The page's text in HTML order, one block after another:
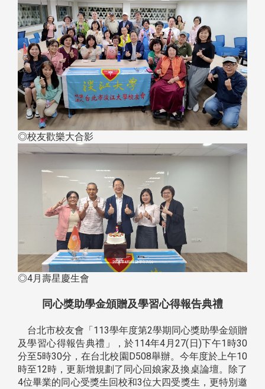
◎校友歡樂大合影
◎4月壽星慶生會
同心獎助學金頒贈及學習心得報告典禮
台北市校友會「113學年度第2學期同心獎助學金頒贈
及學習心得報告典禮」，於114年4月27(日)下午1時30
分至5時30分，在台北校園D508舉辦。今年度於上午10
時至12時，更新增規劃了同心回娘家及換桌論壇。除了
4位畢業的同心受獎生回校和3位大四受獎生，更特別邀